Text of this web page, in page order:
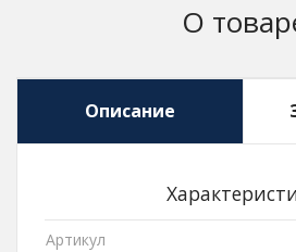
О
Описание
Артикул